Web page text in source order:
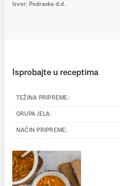
Izvor: Podravka d.d.
Isprobajte u receptima
TEŽINA PRIPREME:
GRUPA JELA:
NAČIN PRIPREME: